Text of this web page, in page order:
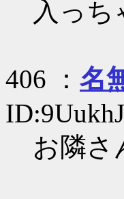
入っ
406 ： 名
お隣